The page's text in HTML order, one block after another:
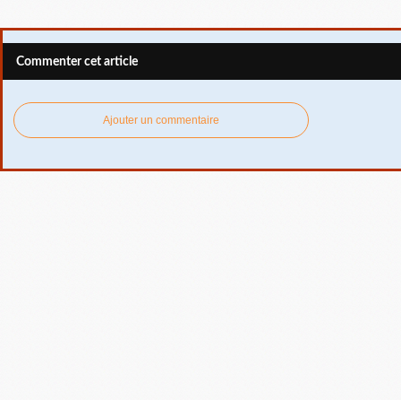
Commenter cet article
Ajouter un commentaire